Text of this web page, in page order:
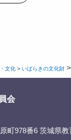
文化 > いばらきの文化財 >
会
町978番6 茨城県教